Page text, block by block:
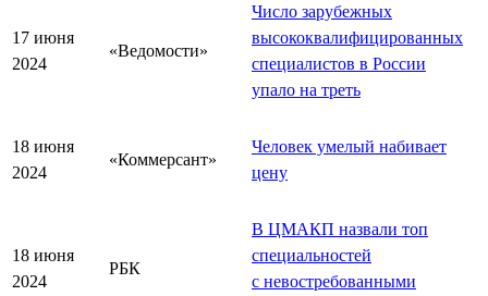
17 июня
2024
«Ведомости»
Число зарубежных
высококвалифицированных
специалистов в России
упало на треть
18 июня
2024
«Коммерсант»
Человек умелый набивает
цену
18 июня
2024
РБК
В ЦМАКП назвали топ
специальностей
с невостребованными